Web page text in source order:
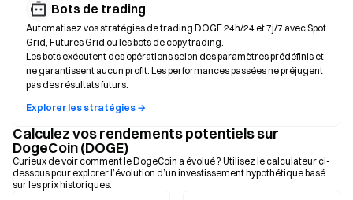
Bots de trading
Automatisez vos stratégies de trading DOGE 24h/24 et 7j/7 avec Spot
Grid, Futures Grid ou les bots de copy trading.
Les bots exécutent des opérations selon des paramètres prédéfinis et
ne garantissent aucun profit. Les performances passées ne préjugent
pas des résultats futurs.
Explorer les stratégies →
Calculez vos rendements potentiels sur
DogeCoin (DOGE)
Curieux de voir comment le DogeCoin a évolué ? Utilisez le calculateur ci-
dessous pour explorer l’évolution d’un investissement hypothétique basé
sur les prix historiques.